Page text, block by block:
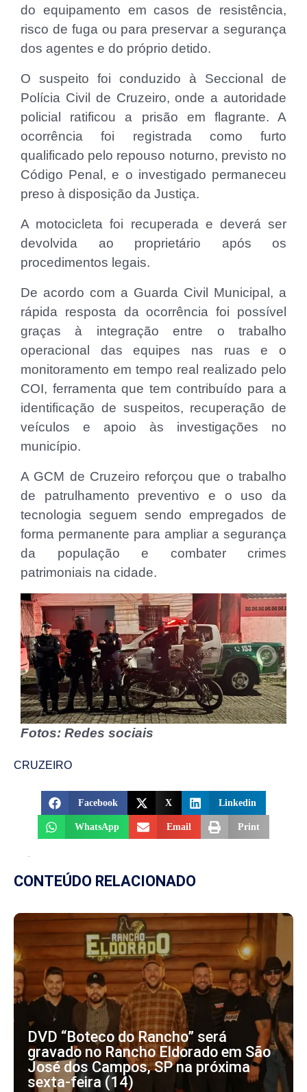
do equipamento em casos de resistência,
risco de fuga ou para preservar a segurança
dos agentes e do próprio detido.
O suspeito foi conduzido à Seccional de
Polícia Civil de Cruzeiro, onde a autoridade
policial ratificou a prisão em flagrante. A
ocorrência foi registrada como furto
qualificado pelo repouso noturno, previsto no
Código Penal, e o investigado permaneceu
preso à disposição da Justiça.
A motocicleta foi recuperada e deverá ser
devolvida ao proprietário após os
procedimentos legais.
De acordo com a Guarda Civil Municipal, a
rápida resposta da ocorrência foi possível
graças à integração entre o trabalho
operacional das equipes nas ruas e o
monitoramento em tempo real realizado pelo
COI, ferramenta que tem contribuído para a
identificação de suspeitos, recuperação de
veículos e apoio às investigações no
município.
A GCM de Cruzeiro reforçou que o trabalho
de patrulhamento preventivo e o uso da
tecnologia seguem sendo empregados de
forma permanente para ampliar a segurança
da população e combater crimes
patrimoniais na cidade.
Fotos: Redes sociais
CRUZEIRO
Facebook X Linkedin
WhatsApp Email Print
CONTEÚDO RELACIONADO
DVD “Boteco do Rancho” será
gravado no Rancho Eldorado em São
José dos Campos, SP na próxima
sexta-feira (14)